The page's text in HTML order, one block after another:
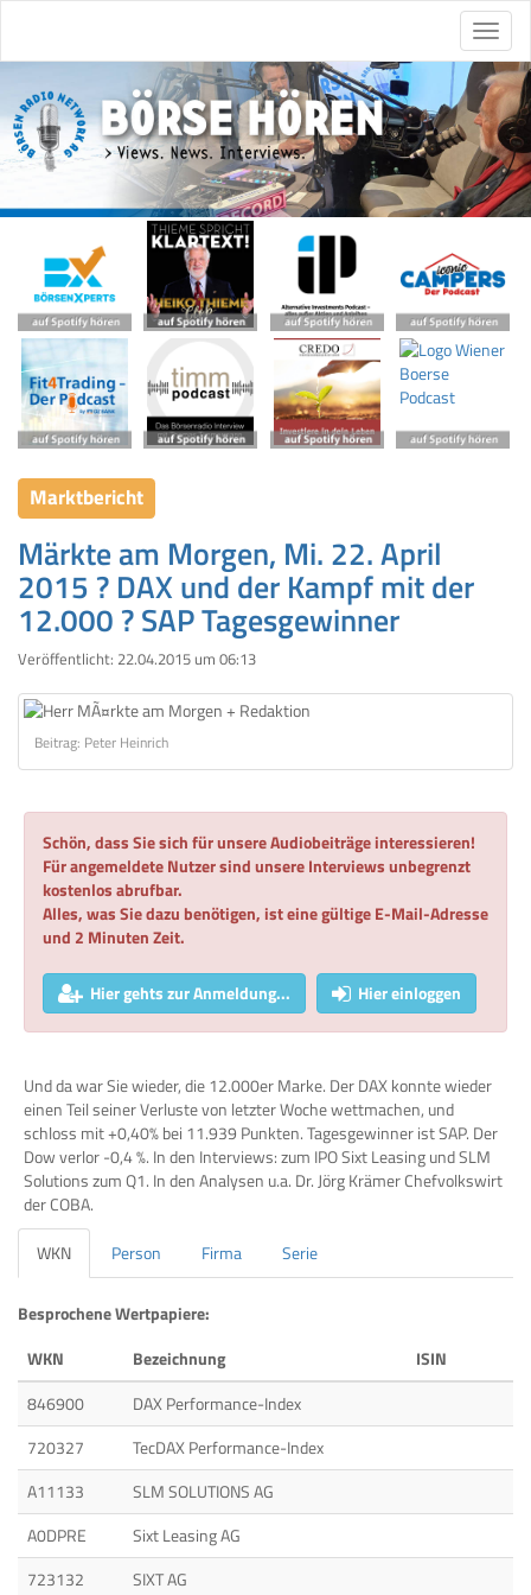
Marktbericht
Märkte am Morgen, Mi. 22. April
2015 ? DAX und der Kampf mit der
12.000 ? SAP Tagesgewinner
Veröffentlicht: 22.04.2015 um 06:13
Beitrag: Peter Heinrich
Schön, dass Sie sich für unsere Audiobeiträge interessieren!
Für angemeldete Nutzer sind unsere Interviews unbegrenzt
kostenlos abrufbar.
Alles, was Sie dazu benötigen, ist eine gültige E-Mail-Adresse
und 2 Minuten Zeit.
Hier gehts zur Anmeldung... Hier einloggen
Und da war Sie wieder, die 12.000er Marke. Der DAX konnte wieder
einen Teil seiner Verluste von letzter Woche wettmachen, und
schloss mit +0,40% bei 11.939 Punkten. Tagesgewinner ist SAP. Der
Dow verlor -0,4 %. In den Interviews: zum IPO Sixt Leasing und SLM
Solutions zum Q1. In den Analysen u.a. Dr. Jörg Krämer Chefvolkswirt
der COBA.
WKN
Person Firma Serie
Besprochene Wertpapiere:
WKN
Bezeichnung
ISIN
846900
DAX Performance-Index
720327
TecDAX Performance-Index
A11133
SLM SOLUTIONS AG
A0DPRE
Sixt Leasing AG
723132
SIXT AG